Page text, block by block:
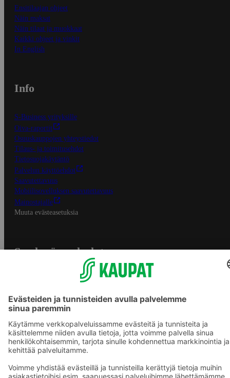
Ensitilaajan ohjeet
Näin maksat
Näin tilaat ja muokkaat
Kaikki ohjeet ja vinkit
In English
Info
S-Business yrityksille
Oiva-raportit
Osuuskauppojen yhteystiedot
Tilaus- ja toimitusehdot
Tietosuojakäytäntö
Palvelun käyttöehdot
Saavutettavuus
Mobiilisovelluksen saavutettavuus
Mainostajalle
Muuta evästeasetuksia
S-ryhmän palvelut
Yhteishyvä Ruoka -sovellus
S-ostoslista -sovellus
Prisma.fi
Sokos.fi
S-Pankki
Sokos Hotels